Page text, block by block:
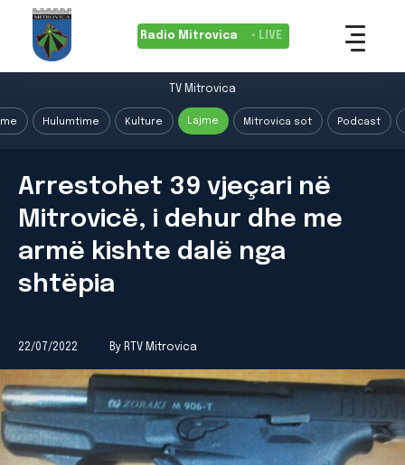
Radio Mitrovica • LIVE
TV Mitrovica
Hulumtime Kulture Lajme Mitrovica sot Podcast
Arrestohet 39 vjeçari në
Mitrovicë, i dehur dhe me
armë kishte dalë nga
shtëpia
22/07/2022 By RTV Mitrovica